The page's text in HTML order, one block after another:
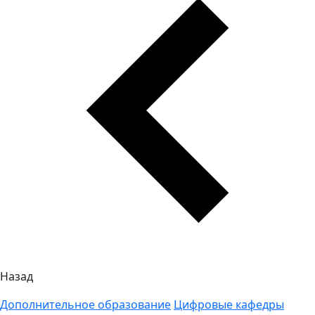
Назад
Дополнительное образование Цифровые кафедры